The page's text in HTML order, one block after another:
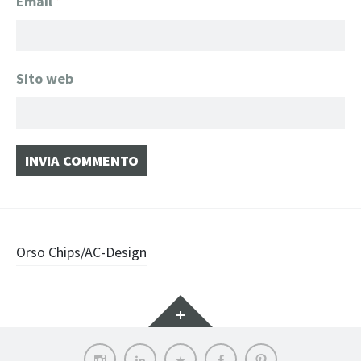
Sito web
Navigazione
Orso Chips/AC-Design
Widget
InstagramLinkedIn ArchiloversFacebookPinterest